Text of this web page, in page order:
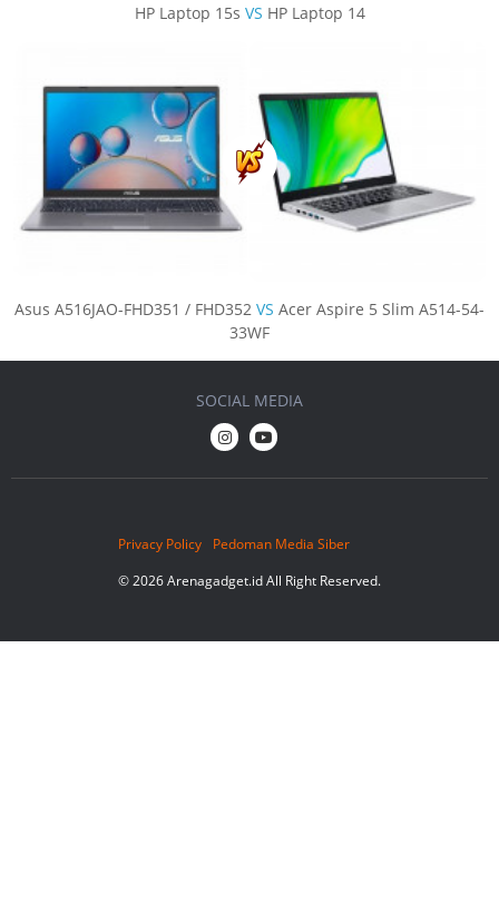
HP Laptop 15s VS HP Laptop 14
Asus A516JAO-FHD351 / FHD352 VS Acer Aspire 5 Slim A514-54-
33WF
Privacy Policy
Pedoman Media Siber
© 2026 Arenagadget.id All Right Reserved.
SOCIAL MEDIA